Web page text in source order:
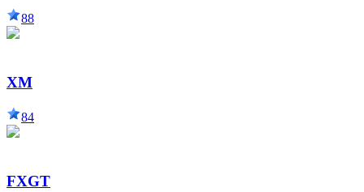
88
XM
84
FXGT